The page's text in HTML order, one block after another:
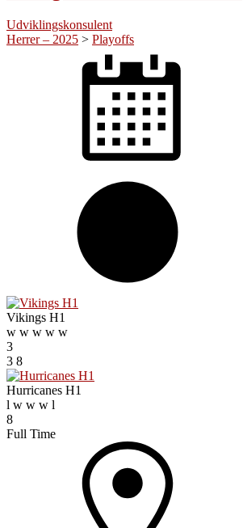
Udviklingskonsulent
Herrer – 2025 > Playoffs
Vikings H1
w w w w w
3
3 8
Hurricanes H1
l w w w l
8
Full Time